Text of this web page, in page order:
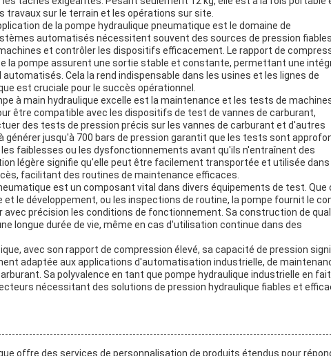
travaux sur le terrain et les opérations sur site.
de la pompe hydraulique pneumatique est le domaine de
automatisés nécessitent souvent des sources de pression
et contrôler les dispositifs efficacement. Le rapport de
la pompe assurent une sortie stable et constante, permettant une
Cela la rend indispensable dans les usines et les lignes de
est cruciale pour le succès opérationnel.
à main hydraulique excelle est la maintenance et les tests de
être compatible avec les dispositifs de test de vannes de carburant,
des tests de pression précis sur les vannes de carburant et d'autres
générer jusqu'à 700 bars de pression garantit que les tests sont
faiblesses ou les dysfonctionnements avant qu'ils n'entraînent des
légère signifie qu'elle peut être facilement transportée et utilisée dans
facilitant des routines de maintenance efficaces.
est un composant vital dans divers équipements de test. Que
et le développement, ou les inspections de routine, la pompe fournit le
avec précision les conditions de fonctionnement. Sa construction de
longue durée de vie, même en cas d'utilisation continue dans des
avec son rapport de compression élevé, sa capacité de pression
adaptée aux applications d'automatisation industrielle, de
Sa polyvalence en tant que pompe hydraulique industrielle en
nécessitant des solutions de pression hydraulique fiables et
offre des services de personnalisation de produits étendus pour